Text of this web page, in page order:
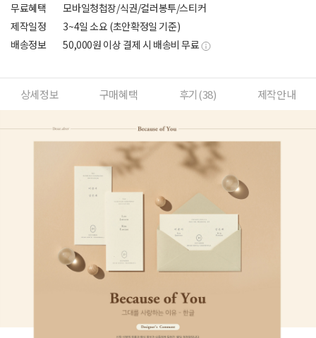
무료혜택
모바일청첩장/식권/컬러봉투/스티커
제작일정
3~4일 소요 (초안확정일 기준)
배송정보
50,000원 이상 결제 시 배송비 무료
상세정보 구매혜택 후기(38) 제작안내